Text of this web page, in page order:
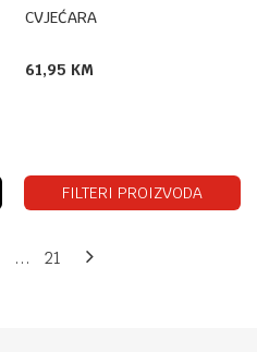
CVJEĆARA
61,95 KM
FILTERI PROIZVODA
... 21